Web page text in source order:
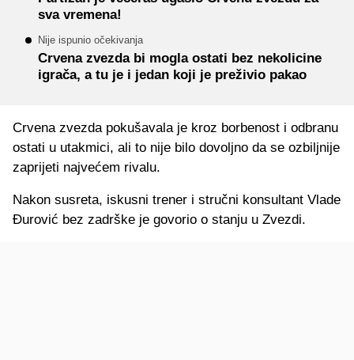
sva vremena!
Nije ispunio očekivanja
Crvena zvezda bi mogla ostati bez nekolicine
igrača, a tu je i jedan koji je preživio pakao
Crvena zvezda pokušavala je kroz borbenost i odbranu
ostati u utakmici, ali to nije bilo dovoljno da se ozbiljnije
zaprijeti najvećem rivalu.
Nakon susreta, iskusni trener i stručni konsultant Vlade
Đurović bez zadrške je govorio o stanju u Zvezdi.